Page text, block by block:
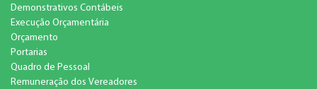
Demonstrativos Contábeis
Execução Orçamentária
Orçamento
Portarias
Quadro de Pessoal
Remuneração dos Vereadores